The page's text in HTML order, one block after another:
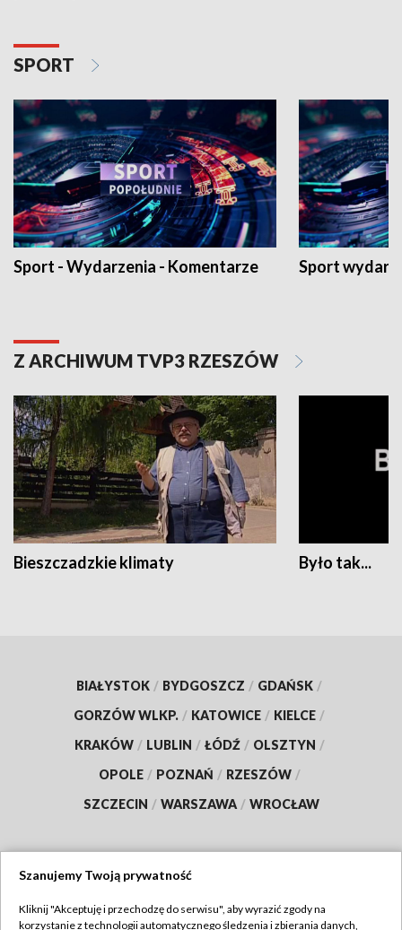
SPORT
Sport - Wydarzenia - Komentarze Sport
Z ARCHIWUM TVP3 RZESZÓW
Bieszczadzkie klimaty Było tak...
BIAŁYSTOK / BYDGOSZCZ / GDAŃSK /
GORZÓW WLKP. / KATOWICE / KIELCE /
KRAKÓW / LUBLIN / ŁÓDŹ / OLSZTYN /
OPOLE / POZNAŃ / RZESZÓW /
SZCZECIN / WARSZAWA / WROCŁAW
Szanujemy Twoją prywatność
Kliknij "Akceptuję i przechodzę do serwisu", aby wyrazić zgody na
korzystanie z technologii automatycznego śledzenia i zbierania danych,